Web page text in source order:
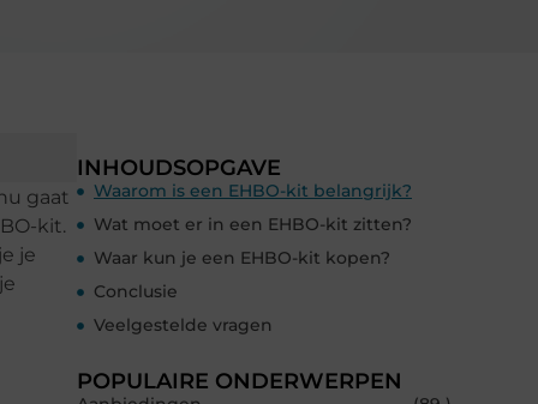
gaat
kit.
je
INHOUDSOPGAVE
Waarom is een EHBO-kit belangrijk?
Wat moet er in een EHBO-kit zitten?
Waar kun je een EHBO-kit kopen?
Conclusie
Veelgestelde vragen
POPULAIRE ONDERWERPEN